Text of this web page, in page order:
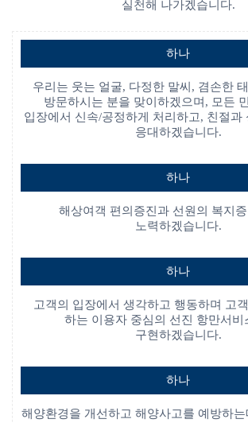
실천해 나가겠습니다.
하나
우리는 웃는 얼굴, 다정한 말씨, 겸손한
방문하시는 분을 맞이하겠으며, 모든
입장에서 신속/공정하게 처리하고, 친절과
응대하겠습니다.
하나
해상여객 편의증진과 선원의 복지
노력하겠습니다.
하나
고객의 입장에서 생각하고 행동하며 고
하는 이용자 중심의 선진 항만서비
구현하겠습니다.
하나
해양환경을 개선하고 해양사고를 예방하는